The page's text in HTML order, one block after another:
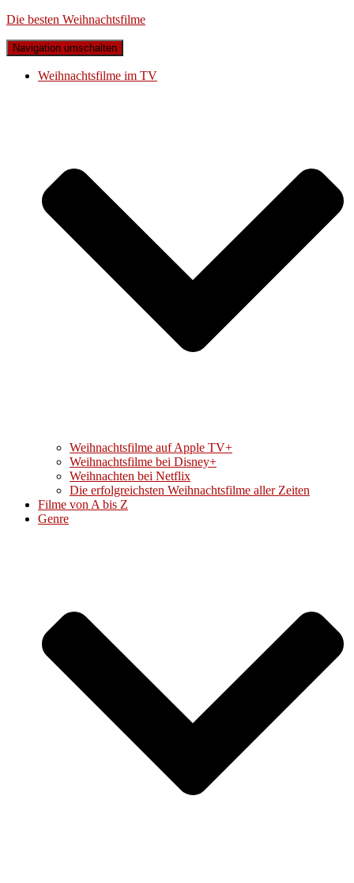
Die besten Weihnachtsfilme
Navigation umschalten
Weihnachtsfilme im TV
Weihnachtsfilme auf Apple TV+
Weihnachtsfilme bei Disney+
Weihnachten bei Netflix
Die erfolgreichsten Weihnachtsfilme aller Zeiten
Filme von A bis Z
Genre